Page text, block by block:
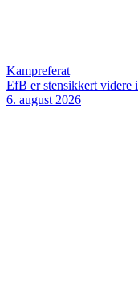
Kampreferat
EfB er stensikkert videre
6. august 2026